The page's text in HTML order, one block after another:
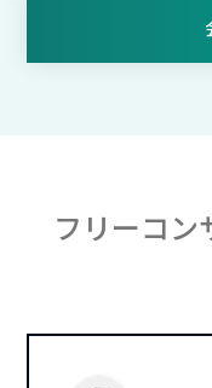
フリーコン